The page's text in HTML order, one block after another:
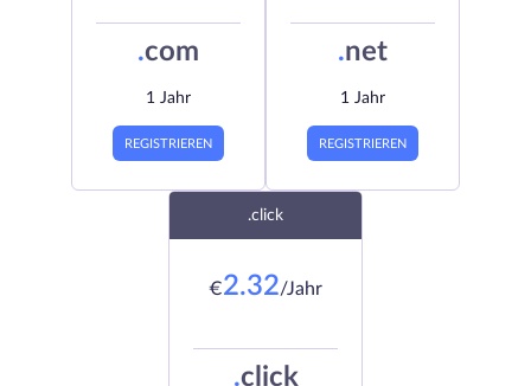
.com
1 Jahr
REGISTRIEREN
.net
1 Jahr
REGISTRIEREN
.click
€2.32/Jahr
.click